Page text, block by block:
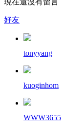
好友
tonyyang
kuoginhom
WWW3655